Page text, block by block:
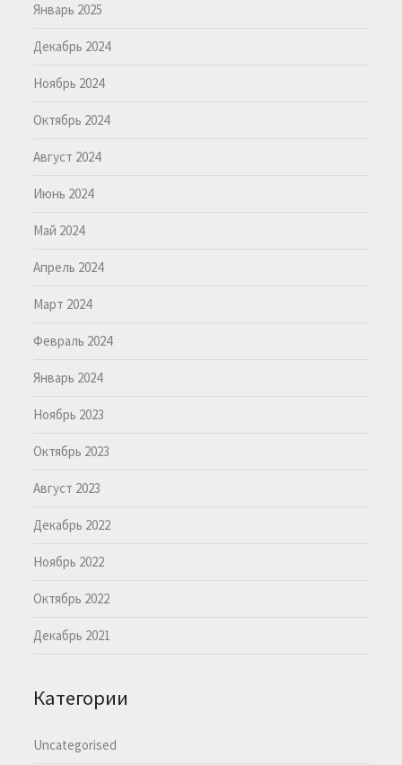
Январь 2025
Декабрь 2024
Ноябрь 2024
Октябрь 2024
Август 2024
Июнь 2024
Май 2024
Апрель 2024
Март 2024
Февраль 2024
Январь 2024
Ноябрь 2023
Октябрь 2023
Август 2023
Декабрь 2022
Ноябрь 2022
Октябрь 2022
Декабрь 2021
Категории
Uncategorised